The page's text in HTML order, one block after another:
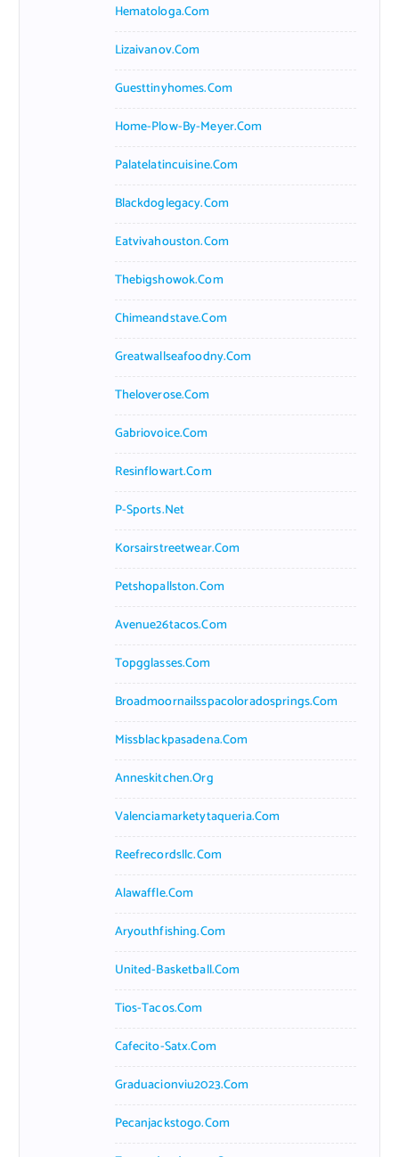
Hematologa.com
Lizaivanov.com
Guesttinyhomes.com
Home-Plow-By-Meyer.com
Palatelatincuisine.com
Blackdoglegacy.com
Eatvivahouston.com
Thebigshowok.com
Chimeandstave.com
Greatwallseafoodny.com
Theloverose.com
Gabriovoice.com
Resinflowart.com
P-Sports.net
Korsairstreetwear.com
Petshopallston.com
Avenue26tacos.com
Topgglasses.com
Broadmoornailsspacoloradosprings.com
Missblackpasadena.com
Anneskitchen.org
Valenciamarketytaqueria.com
Reefrecordsllc.com
Alawaffle.com
Aryouthfishing.com
United-Basketball.com
Tios-Tacos.com
Cafecito-Satx.com
Graduacionviu2023.com
Pecanjackstogo.com